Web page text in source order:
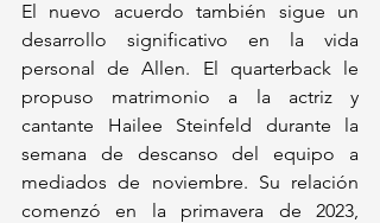
El nuevo acuerdo también sigue un
desarrollo significativo en la vida
personal de Allen. El quarterback le
propuso matrimonio a la actriz y
cantante Hailee Steinfeld durante la
semana de descanso del equipo a
mediados de noviembre. Su relación
comenzó en la primavera de 2023,